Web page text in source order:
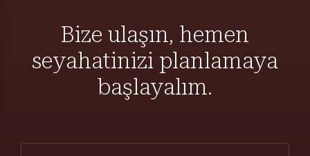
Bize ulaşın, hemen
seyahatinizi planlamaya
başlayalım.